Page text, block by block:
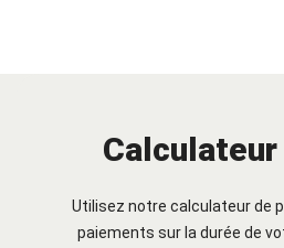
Utilisez notre calculateur de
paiements sur la durée de